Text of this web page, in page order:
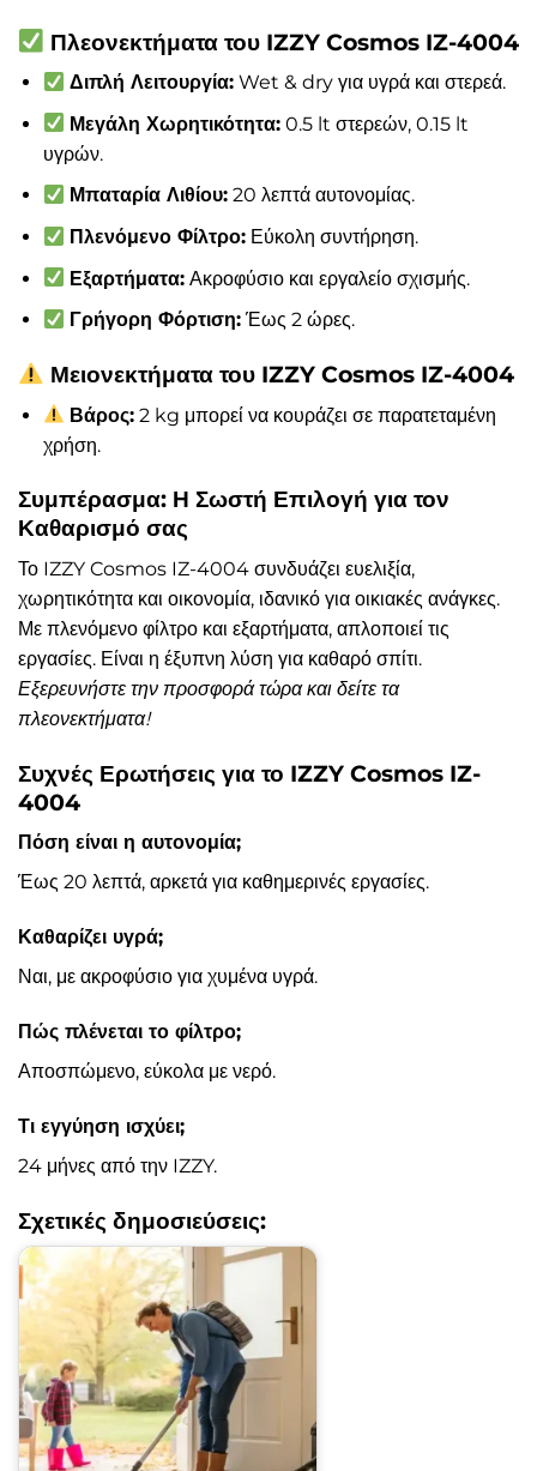
Πλεονεκτήματα του IZZY Cosmos IZ-4004
Διπλή Λειτουργία: Wet & dry για υγρά και στερεά.
Μεγάλη Χωρητικότητα: 0.5 lt στερεών, 0.15 lt
υγρών.
Μπαταρία Λιθίου: 20 λεπτά αυτονομίας.
Πλενόμενο Φίλτρο: Εύκολη συντήρηση.
Εξαρτήματα: Ακροφύσιο και εργαλείο σχισμής.
Γρήγορη Φόρτιση: Έως 2 ώρες.
Μειονεκτήματα του IZZY Cosmos IZ-4004
Βάρος: 2 kg μπορεί να κουράζει σε παρατεταμένη
χρήση.
Συμπέρασμα: Η Σωστή Επιλογή για τον
Καθαρισμό σας
Το IZZY Cosmos IZ-4004 συνδυάζει ευελιξία,
χωρητικότητα και οικονομία, ιδανικό για οικιακές ανάγκες.
Με πλενόμενο φίλτρο και εξαρτήματα, απλοποιεί τις
εργασίες. Είναι η έξυπνη λύση για καθαρό σπίτι.
Εξερευνήστε την προσφορά τώρα και δείτε τα
πλεονεκτήματα!
Συχνές Ερωτήσεις για το IZZY Cosmos IZ-
4004
Πόση είναι η αυτονομία;
Έως 20 λεπτά, αρκετά για καθημερινές εργασίες.
Καθαρίζει υγρά;
Ναι, με ακροφύσιο για χυμένα υγρά.
Πώς πλένεται το φίλτρο;
Αποσπώμενο, εύκολα με νερό.
Τι εγγύηση ισχύει;
24 μήνες από την IZZY.
Σχετικές δημοσιεύσεις: